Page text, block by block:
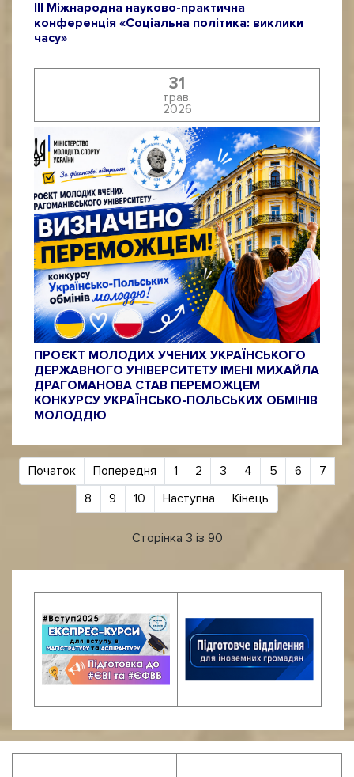
ІІІ Міжнародна науково-практична
конференція «Соціальна політика: виклики
часу»
31
трав.
2026
ПРОЄКТ МОЛОДИХ УЧЕНИХ УКРАЇНСЬКОГО
ДЕРЖАВНОГО УНІВЕРСИТЕТУ ІМЕНІ МИХАЙЛА
ДРАГОМАНОВА СТАВ ПЕРЕМОЖЦЕМ
КОНКУРСУ УКРАЇНСЬКО-ПОЛЬСЬКИХ ОБМІНІВ
МОЛОДДЮ
Початок Попередня 1 2 3 4 5 6
7
8
9 10 Наступна Кінець
Сторінка 3 із 90